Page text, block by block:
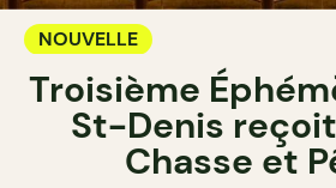
NOUVELLE
Troisième
St-Denis
Chasse et